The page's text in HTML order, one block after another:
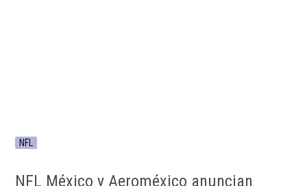
NFL
NFL México y Aeroméxico anuncian